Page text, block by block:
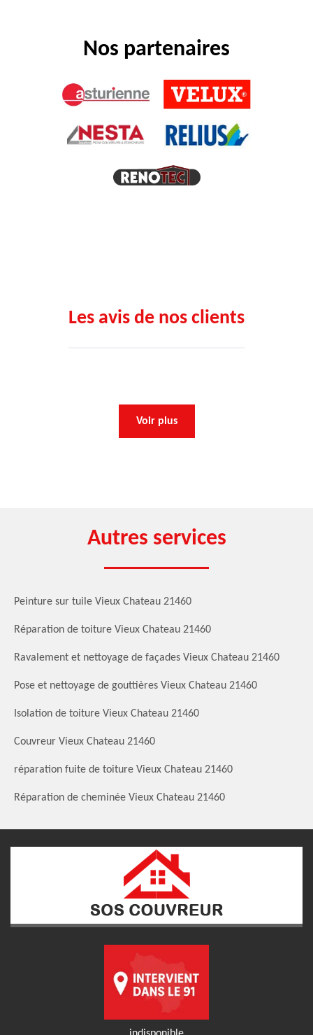
Nos partenaires
Les avis de nos clients
Voir plus
Autres services
Peinture sur tuile Vieux Chateau 21460
Réparation de toiture Vieux Chateau 21460
Ravalement et nettoyage de façades Vieux Chateau 21460
Pose et nettoyage de gouttières Vieux Chateau 21460
Isolation de toiture Vieux Chateau 21460
Couvreur Vieux Chateau 21460
réparation fuite de toiture Vieux Chateau 21460
Réparation de cheminée Vieux Chateau 21460